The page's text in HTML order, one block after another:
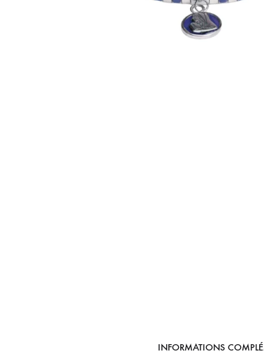
EX-VOTOS ET COEURS SACRÉS
INFORMATIONS